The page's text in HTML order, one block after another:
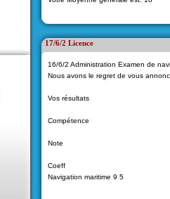
17/6/2 Licence
16/6/2 Administration Examen de
Nous avons le regret de vous
Vos résultats
Compétence
Note
Coeff
Navigation maritime 9 5